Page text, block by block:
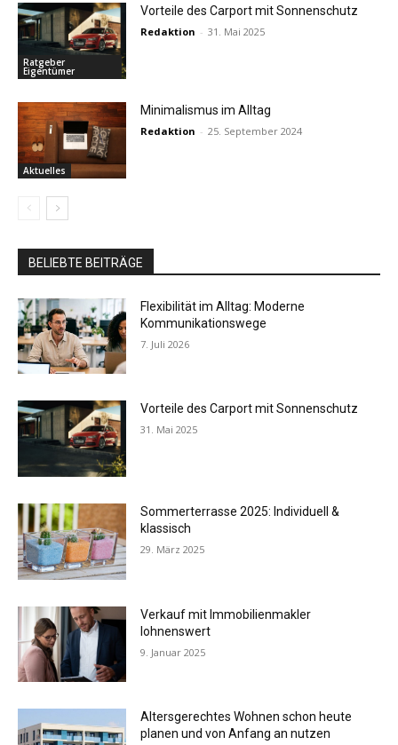
Ratgeber
Eigentümer
Vorteile des Carport mit Sonnenschutz
Redaktion - 31. Mai 2025
Aktuelles
Minimalismus im Alltag
Redaktion - 25. September 2024
BELIEBTE BEITRÄGE
Flexibilität im Alltag: Moderne
Kommunikationswege
7. Juli 2026
Vorteile des Carport mit Sonnenschutz
31. Mai 2025
Sommerterrasse 2025: Individuell &
klassisch
29. März 2025
Verkauf mit Immobilienmakler
lohnenswert
9. Januar 2025
Altersgerechtes Wohnen schon heute
planen und von Anfang an nutzen